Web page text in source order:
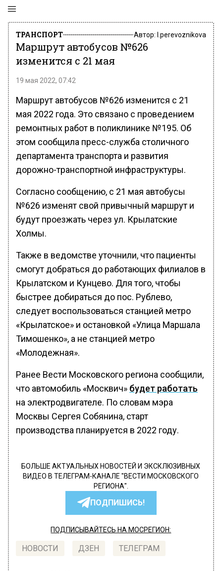
ТРАНСПОРТ Автор: l.perevoznikova
Маршрут автобусов №626
изменится с 21 мая
19 мая 2022, 07:42
Маршрут автобусов №626 изменится с 21
мая 2022 года. Это связано с проведением
ремонтных работ в поликлинике №195. Об
этом сообщила пресс-служба столичного
департамента транспорта и развития
дорожно-транспортной инфраструктуры.
Согласно сообщению, с 21 мая автобусы
№626 изменят свой привычный маршрут и
будут проезжать через ул. Крылатские
Холмы.
Также в ведомстве уточнили, что пациенты
смогут добраться до работающих филиалов в
Крылатском и Кунцево. Для того, чтобы
быстрее добираться до пос. Рублево,
следует воспользоваться станцией метро
«Крылатское» и остановкой «Улица Маршала
Тимошенко», а не станцией метро
«Молодежная».
Ранее Вести Московского региона сообщили,
что автомобиль «Москвич» будет работать
на электродвигателе. По словам мэра
Москвы Сергея Собянина, старт
производства планируется в 2022 году.
БОЛЬШЕ АКТУАЛЬНЫХ НОВОСТЕЙ И ЭКСКЛЮЗИВНЫХ
ВИДЕО В ТЕЛЕГРАМ-КАНАЛЕ "ВЕСТИ МОСКОВСКОГО
РЕГИОНА".
ПОДПИШИСЬ!
ПОДПИСЫВАЙТЕСЬ НА МОСРЕГИОН:
НОВОСТИ ДЗЕН ТЕЛЕГРАМ